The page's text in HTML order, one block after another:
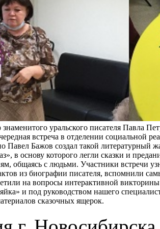
знаменитого уральского писателя Павла
встреча в отделении социальной
Павел Бажов создал такой литературный
в основу которого легли сказки и
общаясь с людьми. Участники встречи
из биографии писателя, вспомнили
на вопросы интерактивной викторины
и под руководством нашего
сказочных ящерок.